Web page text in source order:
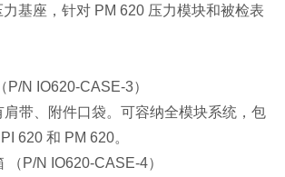
基座，针对 PM 620 压力模块和被检表
P/N IO620-CASE-3）
带、附件口袋。可容纳全模块系统，包
620 和 PM 620。
（P/N IO620-CASE-4）